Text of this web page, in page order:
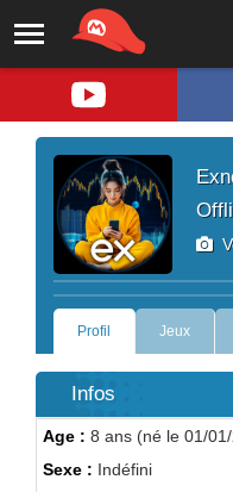
Profil Jeux
Infos
Age : 8 ans (né le 01/
Sexe : Indéfini